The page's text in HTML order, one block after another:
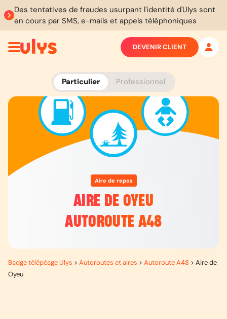
Des tentatives de fraudes usurpant l'identité d'Ulys sont
en cours par SMS, e-mails et appels téléphoniques
Particulier Professionnel
DEVENIR CLIENT
Aire de repos
AIRE DE OYEU
AUTOROUTE A48
Badge télépéage Ulys > Autoroutes et aires > Autoroute A48 > Aire de
Oyeu